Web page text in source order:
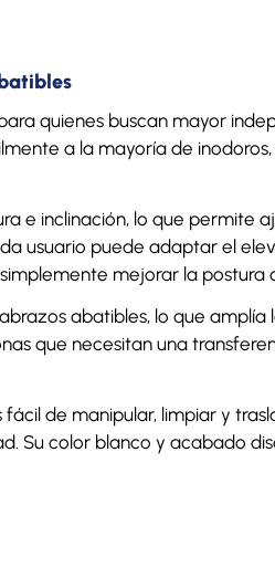
quienes buscan mayor
a la mayoría de
e inclinación, lo que permite
usuario puede adaptar el
mejorar la postura
abatibles, lo que amplía
que necesitan una
de manipular, limpiar y
Su color blanco y acabado